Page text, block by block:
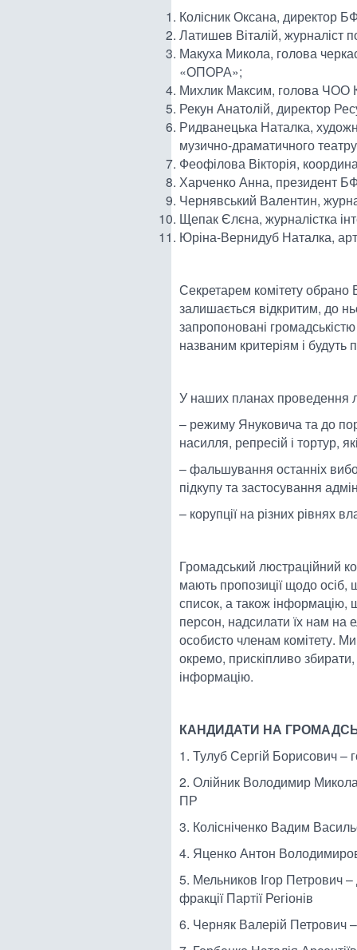
Колісник Оксана, директор
Латишев Віталій, журналіст
Макуха Микола, голова
«ОПОРА»;
Михлик Максим, голова ЧОО
Рекун Анатолій, директор
Ридванецька Наталка,
музично-драматичного
Феофілова Вікторія,
Харченко Анна, президент
Чернявський Валентин,
Щепак Єлєна, журналістка
Юріна-Вернидуб Наталка,
Секретарем комітету обрано
залишається відкритим, до
запропоновані
названим критеріям і будуть
У наших планах проведення
– режиму Януковича та до
насилля, репресій і тортур,
– фальшування останніх
підкупу та застосування
– корупції на різних рівнях
Громадський люстраційний
мають пропозиції щодо осіб,
список, а також інформацію,
персон, надсилати їх нам на
особисто членам комітету.
окремо, прискіпливо
інформацію.
КАНДИДАТИ НА
1. Тулуб Сергій Борисович –
2. Олійник Володимир
ПР
3. Колісніченко Вадим
4. Яценко Антон
5. Мельников Ігор Петрович –
фракції Партії Регіонів
6. Черняк Валерій Петрович